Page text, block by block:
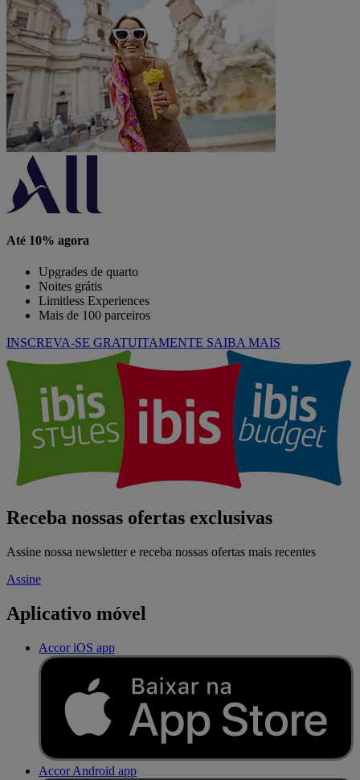
Até 10% agora
Upgrades de quarto
Noites grátis
Limitless Experiences
Mais de 100 parceiros
INSCREVA-SE GRATUITAMENTE SAIBA MAIS
Receba nossas ofertas exclusivas
Assine nossa newsletter e receba nossas ofertas mais recentes
Assine
Aplicativo móvel
Accor iOS app
Accor Android app